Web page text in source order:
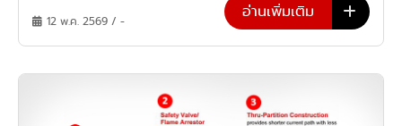
12 พ.ค. 2569 / - อ่านเพิ่มเติม